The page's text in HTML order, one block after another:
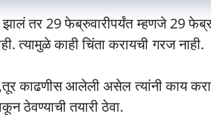
तर 29 फेब्रुवारीपर्यंत म्हणजे 29
त्यामुळे काही चिंता करायची गरज नाही.
काढणीस आलेली असेल त्यांनी काय
ठेवण्याची तयारी ठेवा.